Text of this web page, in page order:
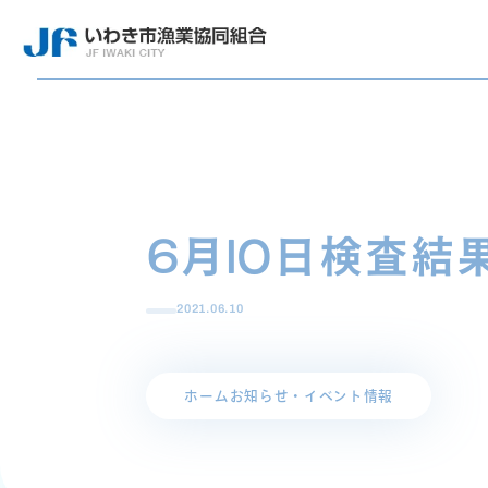
6月10日検査結
2021.06.10
ホーム お知らせ・イベント情報